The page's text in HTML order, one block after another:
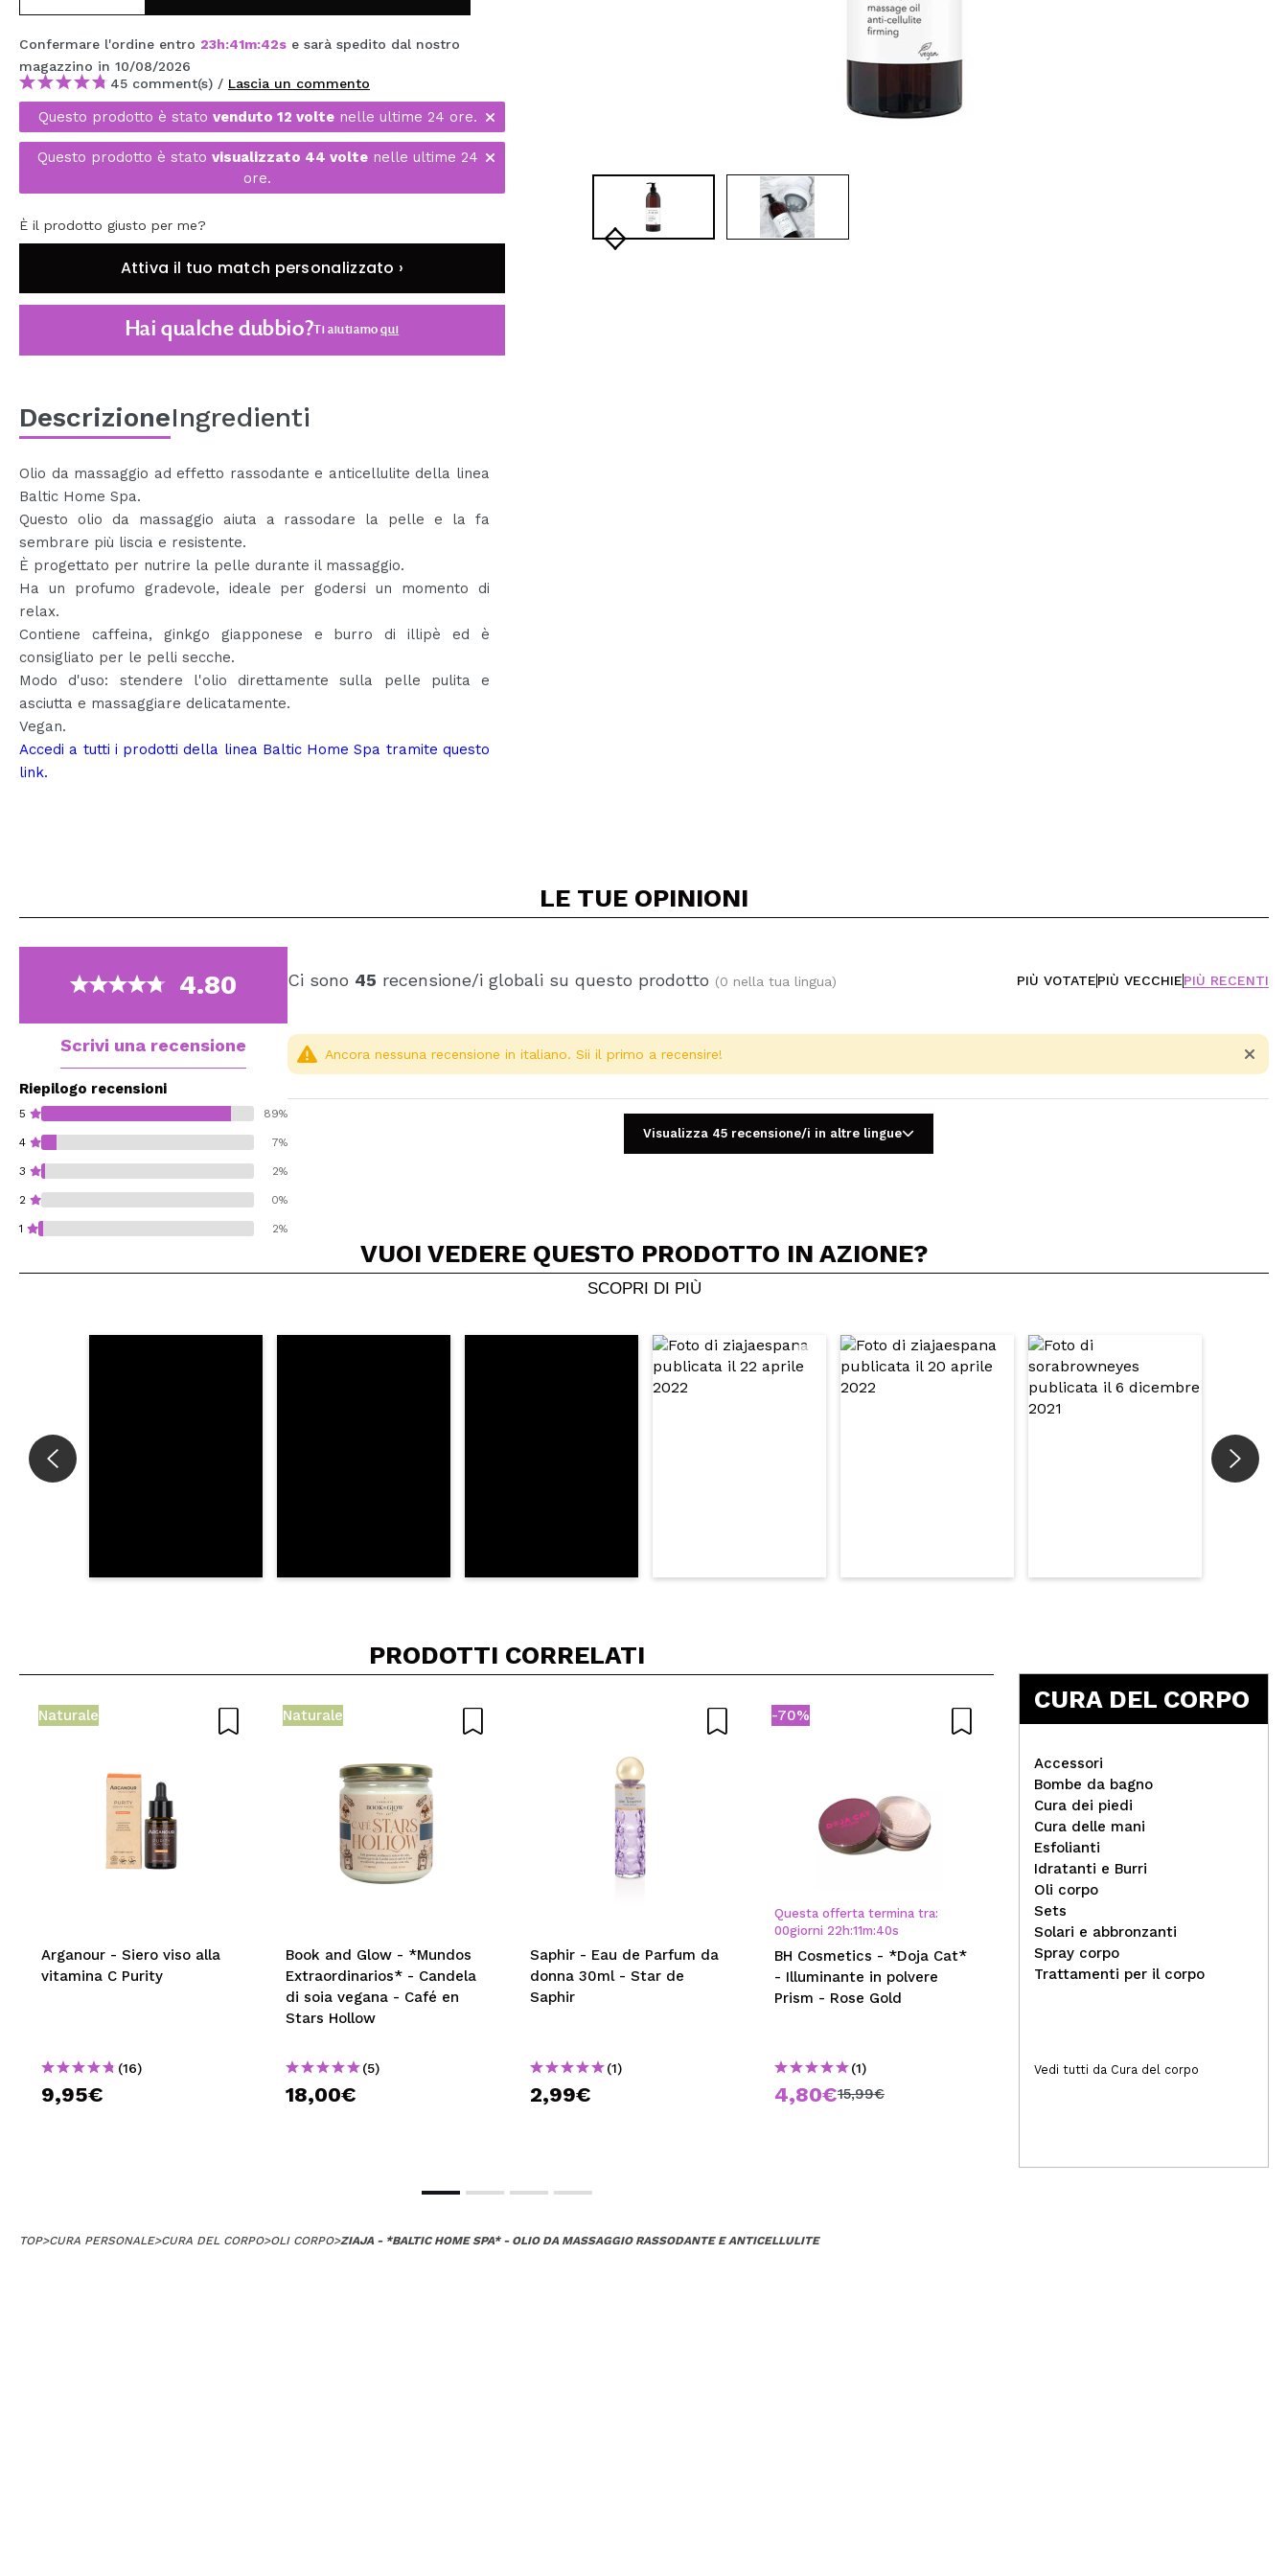
MAQUIFARMA
KOREA ZONE
TRAVEL SIZE
NATURE
SPECIALE
OUTLET
SONO TORNATI!
PROSSIMAMENTE
BLOG
CREARE UN ACCOUNT
Confermare l'ordine entro 23h:41m:41se sarà spedito dal nostro
magazzino in 10/08/2026
45 comment(s) / Lascia un commento
Questo prodotto è stato venduto 12 voltenelle ultime 24 ore.
Questo prodotto è stato visualizzato 44 voltenelle ultime 24
ore.
È il prodotto giusto per me?
Attiva il tuo match personalizzato ›
Hai qualche dubbio?Ti aiutiamoqui
DescrizioneIngredienti
Olio da massaggio ad effetto rassodante e anticellulite della linea
Baltic Home Spa.
Questo olio da massaggio aiuta a rassodare la pelle e la fa
sembrare più liscia e resistente.
È progettato per nutrire la pelle durante il massaggio.
Ha un profumo gradevole, ideale per godersi un momento di
relax.
Contiene caffeina, ginkgo giapponese e burro di illipè ed è
consigliato per le pelli secche.
Modo d'uso: stendere l'olio direttamente sulla pelle pulita e
asciutta e massaggiare delicatamente.
Vegan.
Accedi a tutti i prodotti della linea Baltic Home Spa tramite questo
link.
LE TUE OPINIONI
4.80
Scrivi una recensione
Riepilogo recensioni
5 89%
4 7%
3 2%
2 0%
1 2%
Ci sono 45 recensione/i globali su questo prodotto (0 nella tua lingua) PIÙ VOTATEPIÙ VECCHIEPIÙ RECENTI
Condividi un video o una foto
Il tuo video potrebbe essere il primo. Immaginalo...
Consiglieresti questo acquisto? Si No 5/5
Ancora nessuna recensione in italiano. Sii il primo a recensire!
Visualizza 45 recensione/i in altre lingue
VUOI VEDERE QUESTO PRODOTTO IN AZIONE?
SCOPRI DI PIÙ
PRODOTTI CORRELATI
Naturale
Arganour - Siero viso alla
vitamina C Purity
(16)
9,95€
Naturale
Book and Glow - *Mundos
Extraordinarios* - Candela
di soia vegana - Café en
Stars Hollow
(5)
18,00€
Saphir - Eau de Parfum da
donna 30ml - Star de
Saphir
(1)
2,99€
-70%
Questa offerta termina tra:
00giorni 22 h:11m:39s
BH Cosmetics - *Doja Cat*
- Illuminante in polvere
Prism - Rose Gold
(1)
4,80€15,99€
Revolution - Primer color
crema Superbase Colour
Correcting - Green
(5)
CURA DEL CORPO
Accessori
Bombe da bagno
Cura dei piedi
Cura delle mani
Esfolianti
Idratanti e Burri
Oli corpo
Sets
Solari e abbronzanti
Spray corpo
Trattamenti per il corpo
Vedi tutti da Cura del corpo
TOP>CURA PERSONALE>CURA DEL CORPO>OLI CORPO>ZIAJA - *BALTIC HOME SPA* - OLIO DA MASSAGGIO RASSODANTE E ANTICELLULITE